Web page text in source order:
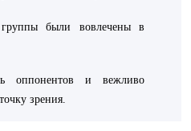
были вовлечены в
оппонентов и вежливо
зрения.